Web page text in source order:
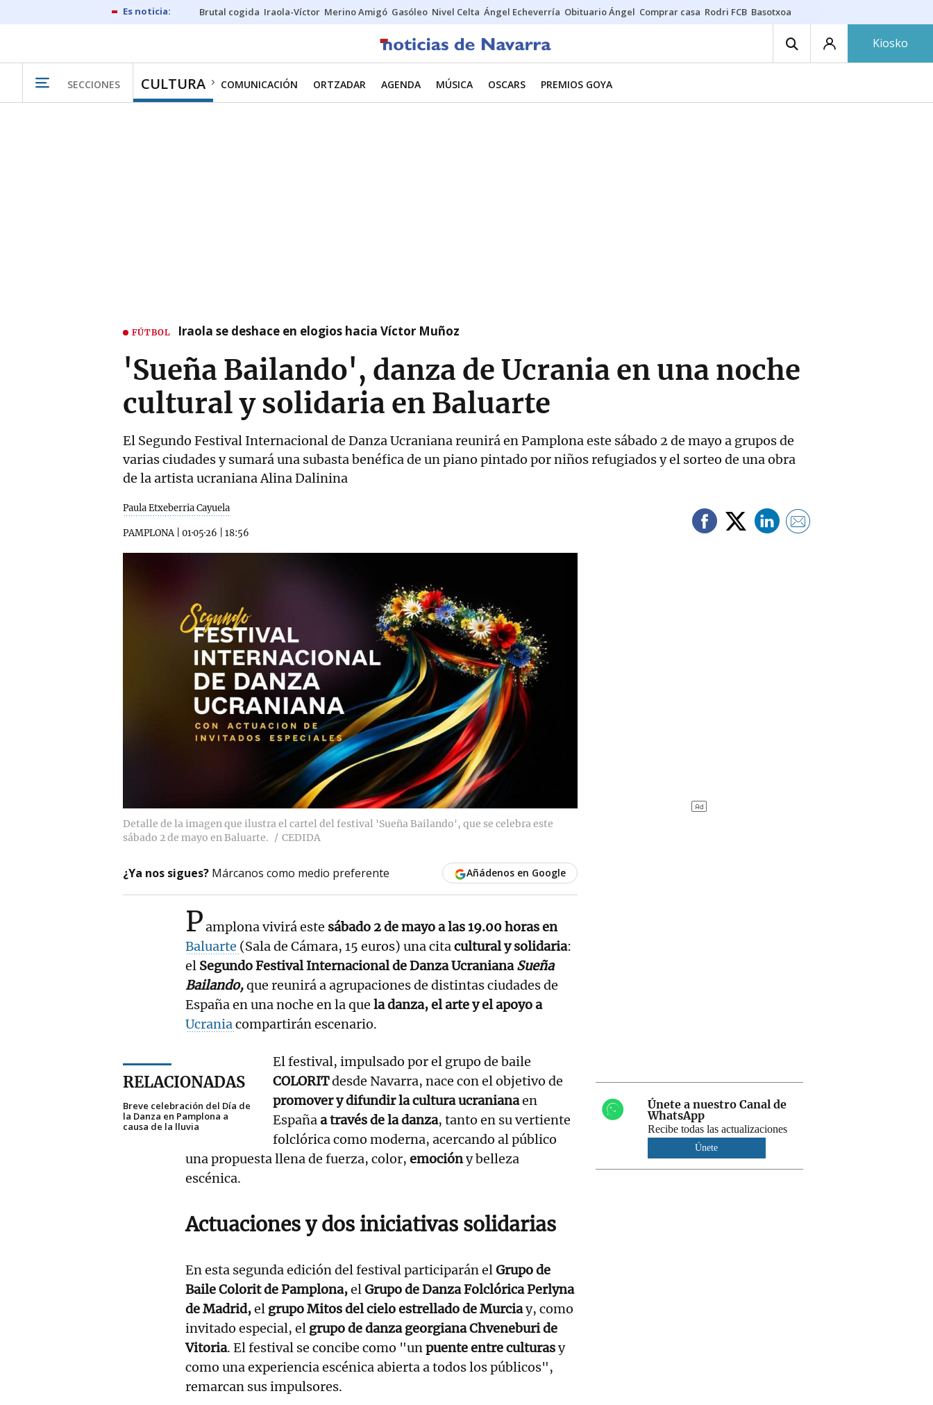
Brutal cogida Iraola-Víctor Merino Amigó Gasóleo Nivel Celta Ángel Echeverría Obituario Ángel Comprar casa Rodri FCB Basotxoa
Kiosko
SECCIONES CULTURA COMUNICACIÓN ORTZADAR AGENDA MÚSICA OSCARS PREMIOS GOYA
FÚTBOL Iraola se deshace en elogios hacia Víctor Muñoz
'Sueña Bailando', danza de Ucrania en una noche
cultural y solidaria en Baluarte
El Segundo Festival Internacional de Danza Ucraniana reunirá en Pamplona este sábado 2 de mayo a grupos de
varias ciudades y sumará una subasta benéfica de un piano pintado por niños refugiados y el sorteo de una obra
de la artista ucraniana Alina Dalinina
Paula Etxeberria Cayuela
PAMPLONA| 01·05·26 18:56
Detalle de la imagen que ilustra el cartel del festival 'Sueña Bailando', que se celebra este
sábado 2 de mayo en Baluarte.
CEDIDA
¿Ya nos sigues? Márcanos como medio preferente Añádenos en Google
Pamplona vivirá este sábado 2 de mayo a las 19.00 horas en
Baluarte (Sala de Cámara, 15 euros) una citacultural y solidaria:
el Segundo Festival Internacional de Danza UcranianaSueña
Bailando,que reunirá a agrupaciones de distintas ciudades de
España en una noche en la que la danza, el arte y el apoyo a
Ucraniacompartirán escenario.
RELACIONADAS
Breve celebración del Día de
la Danza en Pamplona a
causa de la lluvia
El festival, impulsado por el grupo de baile
COLORITdesde Navarra, nace con el objetivo de
promover y difundir la cultura ucranianaen
Españaa través de la danza, tanto en su vertiente
folclórica como moderna, acercando al público
una propuesta llena de fuerza, color, emocióny belleza
escénica.
Actuaciones y dos iniciativas solidarias
En esta segunda edición del festival participarán elGrupo de
Baile Colorit de Pamplona,elGrupo de Danza Folclórica Perlyna
de Madrid,el grupo Mitos del cielo estrellado de Murciay, como
invitado especial, el grupo de danza georgiana Chveneburi de
Vitoria. El festival se concibe como "unpuente entre culturasy
como una experiencia escénica abierta a todos los públicos",
remarcan sus impulsores.
Únete a nuestro Canal de
WhatsApp
Recibe todas las actualizaciones
Únete